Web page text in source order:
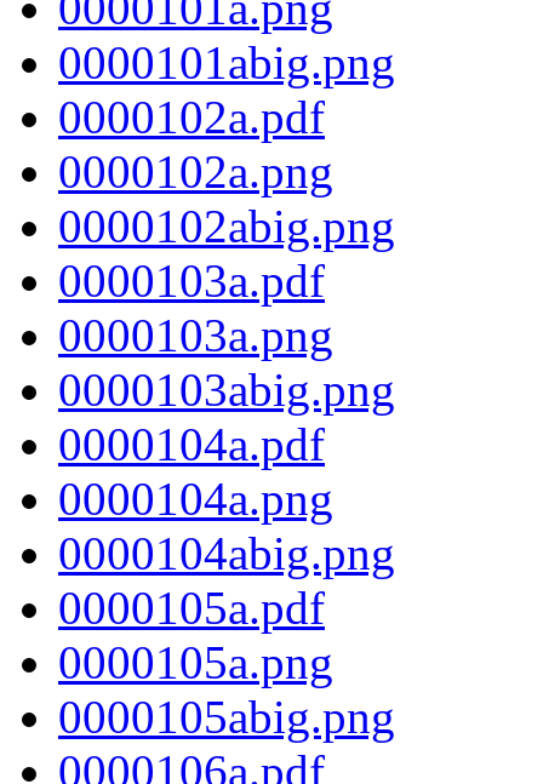
0000101abig.png
0000102a.pdf
0000102a.png
0000102abig.png
0000103a.pdf
0000103a.png
0000103abig.png
0000104a.pdf
0000104a.png
0000104abig.png
0000105a.pdf
0000105a.png
0000105abig.png
0000106a.pdf